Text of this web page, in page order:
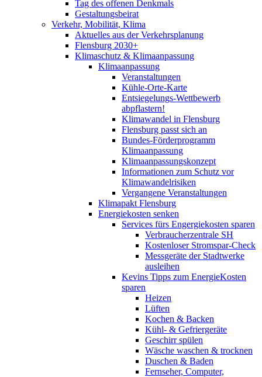
Tag des offenen Denkmals
Gestaltungsbeirat
Verkehr, Mobilität, Klima
Aktuelles aus der Verkehrsplanung
Flensburg 2030+
Klimaschutz & Klimaanpassung
Klimaanpassung
Veranstaltungen
Kühle-Orte-Karte
Entsiegelungs-Wettbewerb
abpflastern!
Klimawandel in Flensburg
Flensburg passt sich an
Bundes-Förderprogramm
Klimaanpassung
Klimaanpassungskonzept
Informationen zum Schutz vor
Klimawandelrisiken
Vergangene Veranstaltungen
Klimapakt Flensburg
Energiekosten senken
Services fürs Engergiekosten sparen
Verbraucherzentrale SH
Kostenloser Stromspar-Check
Messgeräte der Stadtwerke
ausleihen
Kevins Tipps zum EnergieKosten
sparen
Heizen
Lüften
Kochen & Backen
Kühl- & Gefriergeräte
Geschirr spülen
Wäsche waschen & trocknen
Duschen & Baden
Fernseher, Computer,